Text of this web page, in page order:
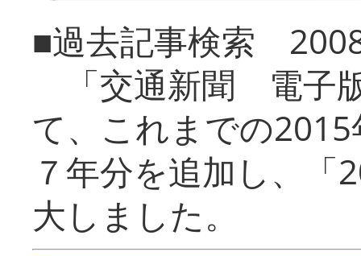
■過去記事検索
「交通新聞 電子
て、これまでの
７年分を追加し、「
大しまし